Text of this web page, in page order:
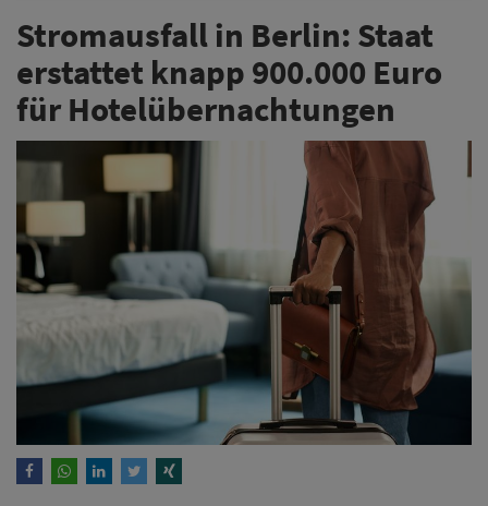
Stromausfall in Berlin: Staat
erstattet knapp 900.000 Euro
für Hotelübernachtungen